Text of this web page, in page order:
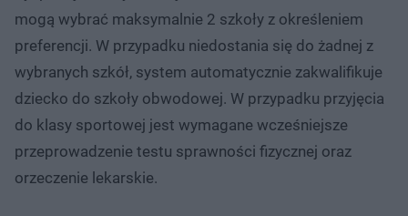
mogą wybrać maksymalnie 2 szkoły z określeniem
preferencji. W przypadku niedostania się do żadnej z
wybranych szkół, system automatycznie zakwalifikuje
dziecko do szkoły obwodowej. W przypadku przyjęcia
do klasy sportowej jest wymagane wcześniejsze
przeprowadzenie testu sprawności fizycznej oraz
orzeczenie lekarskie.